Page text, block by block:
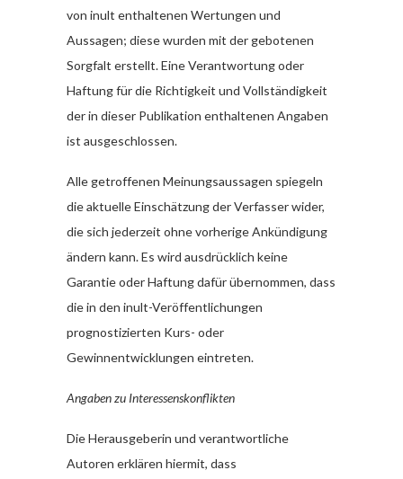
von inult enthaltenen Wertungen und
Aussagen; diese wurden mit der gebotenen
Sorgfalt erstellt. Eine Verantwortung oder
Haftung für die Richtigkeit und Vollständigkeit
der in dieser Publikation enthaltenen Angaben
ist ausgeschlossen.
Alle getroffenen Meinungsaussagen spiegeln
die aktuelle Einschätzung der Verfasser wider,
die sich jederzeit ohne vorherige Ankündigung
ändern kann. Es wird ausdrücklich keine
Garantie oder Haftung dafür übernommen, dass
die in den inult-Veröffentlichungen
prognostizierten Kurs- oder
Gewinnentwicklungen eintreten.
Angaben zu Interessenskonflikten
Die Herausgeberin und verantwortliche
Autoren erklären hiermit, dass